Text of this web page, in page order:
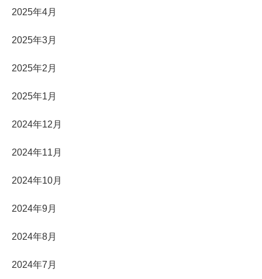
2025年4月
2025年3月
2025年2月
2025年1月
2024年12月
2024年11月
2024年10月
2024年9月
2024年8月
2024年7月